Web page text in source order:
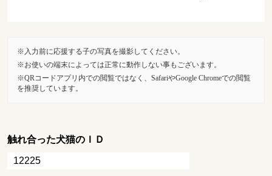
入力前に応援する子の写真を撮影してください。
お使いの端末によっては正常に動作しない事もございます。
QRコードアプリ内での閲覧ではなく、SafariやGoogle Chromeでの閲覧
を推奨しています。
触れ合った犬猫のＩＤ